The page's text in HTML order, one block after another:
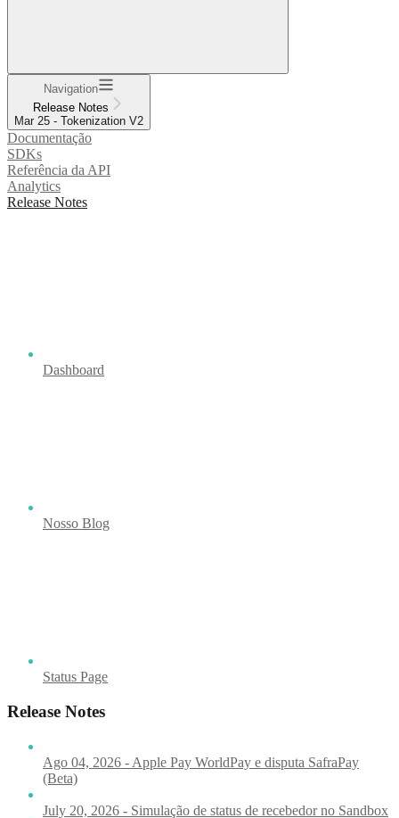
Navigation
Release Notes
Mar 25 - Tokenization V2
Documentação
SDKs
Referência da API
Analytics
Release Notes
Dashboard
Nosso Blog
Status Page
Release Notes
Ago 04, 2026 - Apple Pay WorldPay e disputa SafraPay
(Beta)
July 20, 2026 - Simulação de status de recebedor no Sandbox